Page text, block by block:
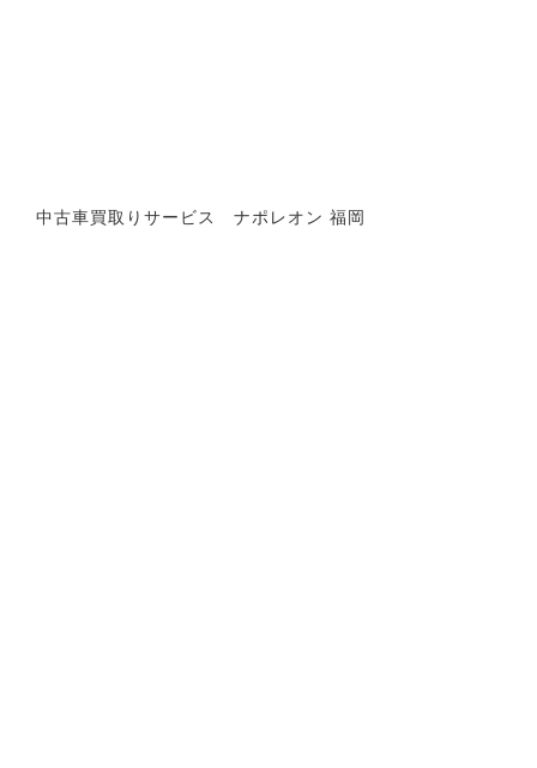
中古車買取りサービス ナポレオン 福岡